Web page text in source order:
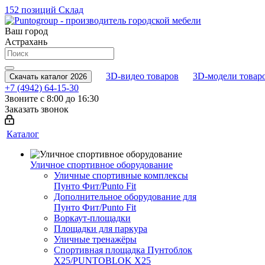
152 позиций Склад
Ваш город
Астрахань
Скачать каталог 2026 3D-видео товаров
3D-модели
+7 (4942) 64-15-30
Звоните с 8:00 до 16:30
Заказать звонок
Каталог
Уличное спортивное оборудование
Уличные спортивные комплексы
Пунто Фит/Punto Fit
Дополнительное оборудование для
Пунто Фит/Punto Fit
Воркаут-площадки
Площадки для паркура
Уличные тренажёры
Спортивная площадка Пунтоблок
Х25/PUNTOBLOK X25